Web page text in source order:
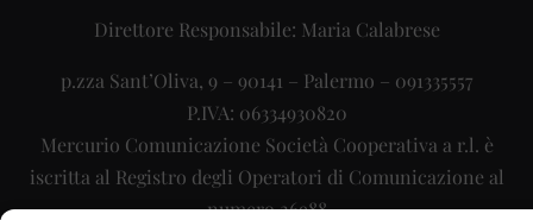
Direttore Responsabile: Maria Calabrese
p.zza Sant’Oliva, 9 – 90141 – Palermo – 091335557
P.IVA: 06334930820
Mercurio Comunicazione Società Cooperativa a r.l. è
iscritta al Registro degli Operatori di Comunicazione al
numero 26988